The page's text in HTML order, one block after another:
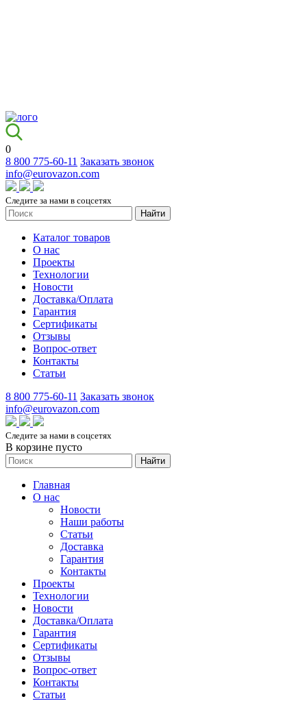
0
8 800 775-60-11 Заказать звонок
info@eurovazon.com
Следите за нами в соцсетях
Найти
Каталог товаров
О нас
Проекты
Технологии
Новости
Доставка/Оплата
Гарантия
Сертификаты
Отзывы
Вопрос-ответ
Контакты
Статьи
8 800 775-60-11 Заказать звонок
info@eurovazon.com
Следите за нами в соцсетях
В корзине пусто
Найти
Главная
О нас
Новости
Наши работы
Статьи
Доставка
Гарантия
Контакты
Проекты
Технологии
Новости
Доставка/Оплата
Гарантия
Сертификаты
Отзывы
Вопрос-ответ
Контакты
Статьи